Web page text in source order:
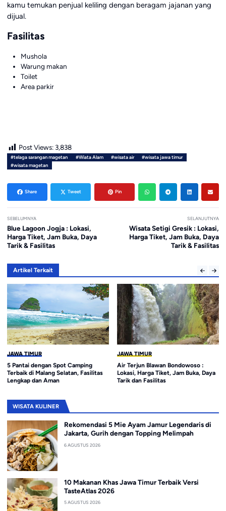
kamu temukan penjual keliling dengan beragam jajanan yang
dijual.
Fasilitas
Mushola
Warung makan
Toilet
Area parkir
Post Views: 3,838
#telaga sarangan magetan #Wiata Alam #wisata air
#wisata jawa timur
#wisata magetan
Share Tweet Pin
SEBELUMNYA
Blue Lagoon Jogja : Lokasi,
Harga Tiket, Jam Buka, Daya
Tarik & Fasilitas
SELANJUTNYA
Wisata Setigi Gresik : Lokasi,
Harga Tiket, Jam Buka, Daya
Tarik & Fasilitas
Artikel Terkait
JAWA TIMUR
5 Pantai dengan Spot Camping
Terbaik di Malang Selatan, Fasilitas
Lengkap dan Aman
JAWA TIMUR
Air Terjun Blawan Bondowoso :
Lokasi, Harga Tiket, Jam Buka, Daya
Tarik dan Fasilitas
WISATA KULINER
Rekomendasi 5 Mie Ayam Jamur Legendaris di
Jakarta, Gurih dengan Topping Melimpah
6 AGUSTUS 2026
10 Makanan Khas Jawa Timur Terbaik Versi
TasteAtlas 2026
5 AGUSTUS 2026